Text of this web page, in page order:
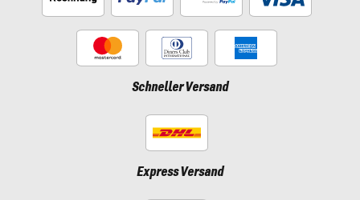
Schneller Versand
Express Versand